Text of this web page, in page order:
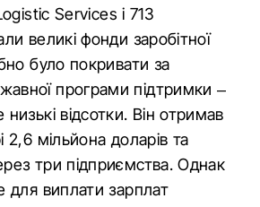
Services і 713
великі фонди заробітної
було покривати за
програми підтримки –
відсотки. Він отримав
2,6 мільйона доларів та
три підприємства. Однак
для виплати зарплат